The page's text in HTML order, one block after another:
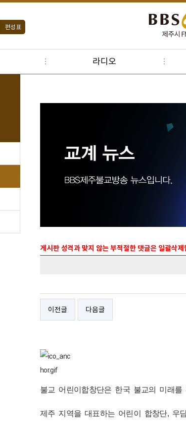
편성표
라디오
게시판 성격과 맞지 않는 부적절한 댓글은 일괄삭
이전글 다음글
불교 어린이합창단은 한국 불교의 미래
제주 지역을 대표하는 어린이 합창단, 우